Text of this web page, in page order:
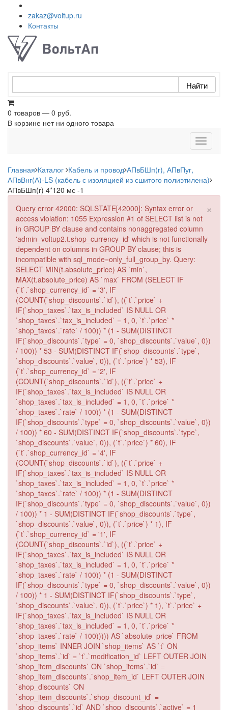
zakaz@voltup.ru
Контакты
0 товаров — 0 руб.
В корзине нет ни одного товара
Toggle
Главная Каталог Кабель и провод АПвБШп(г), АПвПуг,
АПвВнг(А)-LS (кабель с изоляцией из сшитого полиэтилена)
АПвБШп(г) 4*120 мс -1
×
Query error 42000: SQLSTATE[42000]: Syntax error or
access violation: 1055 Expression #1 of SELECT list is not
in GROUP BY clause and contains nonaggregated column
'admin_voltup2.t.shop_currency_id' which is not functionally
dependent on columns in GROUP BY clause; this is
incompatible with sql_mode=only_full_group_by. Query:
SELECT MIN(t.absolute_price) AS `min`,
MAX(t.absolute_price) AS `max` FROM (SELECT IF
(`t`.`shop_currency_id` = '3', IF
(COUNT(`shop_discounts`.`id`), ((`t`.`price` +
IF(`shop_taxes`.`tax_is_included` IS NULL OR
`shop_taxes`.`tax_is_included` = 1, 0, `t`.`price` *
`shop_taxes`.`rate` / 100)) * (1 - SUM(DISTINCT
IF(`shop_discounts`.`type` = 0, `shop_discounts`.`value`, 0))
/ 100)) * 53 - SUM(DISTINCT IF(`shop_discounts`.`type`,
`shop_discounts`.`value`, 0)), (`t`.`price`) * 53), IF
(`t`.`shop_currency_id` = '2', IF
(COUNT(`shop_discounts`.`id`), ((`t`.`price` +
IF(`shop_taxes`.`tax_is_included` IS NULL OR
`shop_taxes`.`tax_is_included` = 1, 0, `t`.`price` *
`shop_taxes`.`rate` / 100)) * (1 - SUM(DISTINCT
IF(`shop_discounts`.`type` = 0, `shop_discounts`.`value`, 0))
/ 100)) * 60 - SUM(DISTINCT IF(`shop_discounts`.`type`,
`shop_discounts`.`value`, 0)), (`t`.`price`) * 60), IF
(`t`.`shop_currency_id` = '4', IF
(COUNT(`shop_discounts`.`id`), ((`t`.`price` +
IF(`shop_taxes`.`tax_is_included` IS NULL OR
`shop_taxes`.`tax_is_included` = 1, 0, `t`.`price` *
`shop_taxes`.`rate` / 100)) * (1 - SUM(DISTINCT
IF(`shop_discounts`.`type` = 0, `shop_discounts`.`value`, 0))
/ 100)) * 1 - SUM(DISTINCT IF(`shop_discounts`.`type`,
`shop_discounts`.`value`, 0)), (`t`.`price`) * 1), IF
(`t`.`shop_currency_id` = '1', IF
(COUNT(`shop_discounts`.`id`), ((`t`.`price` +
IF(`shop_taxes`.`tax_is_included` IS NULL OR
`shop_taxes`.`tax_is_included` = 1, 0, `t`.`price` *
`shop_taxes`.`rate` / 100)) * (1 - SUM(DISTINCT
IF(`shop_discounts`.`type` = 0, `shop_discounts`.`value`, 0))
/ 100)) * 1 - SUM(DISTINCT IF(`shop_discounts`.`type`,
`shop_discounts`.`value`, 0)), (`t`.`price`) * 1), `t`.`price` +
IF(`shop_taxes`.`tax_is_included` IS NULL OR
`shop_taxes`.`tax_is_included` = 1, 0, `t`.`price` *
`shop_taxes`.`rate` / 100))))) AS `absolute_price` FROM
`shop_items` INNER JOIN `shop_items` AS `t` ON
`shop_items`.`id` = `t`.`modification_id` LEFT OUTER JOIN
`shop_item_discounts` ON `shop_items`.`id` =
`shop_item_discounts`.`shop_item_id` LEFT OUTER JOIN
`shop_discounts` ON
`shop_item_discounts`.`shop_discount_id` =
`shop_discounts`.`id` AND `shop_discounts`.`active` = 1